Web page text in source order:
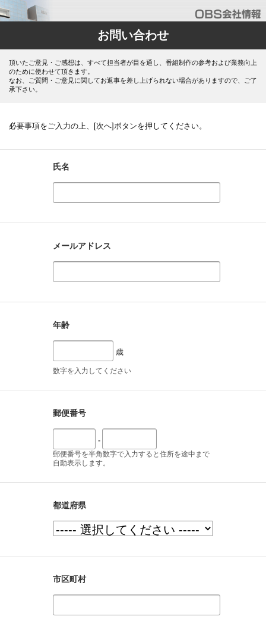
お問い合わせ
頂いたご意見・ご感想は、すべて担当者が目を通し、番組制作の参考および業務向上
のために使わせて頂きます。
なお、ご質問・ご意見に関してお返事を差し上げられない場合がありますので、ご了
承下さい。
必要事項をご入力の上、[次へ]ボタンを押してください。
氏名
メールアドレス
年齢
歳
数字を入力してください
郵便番号
-
郵便番号を半角数字で入力すると住所を途中まで
自動表示します。
都道府県
市区町村